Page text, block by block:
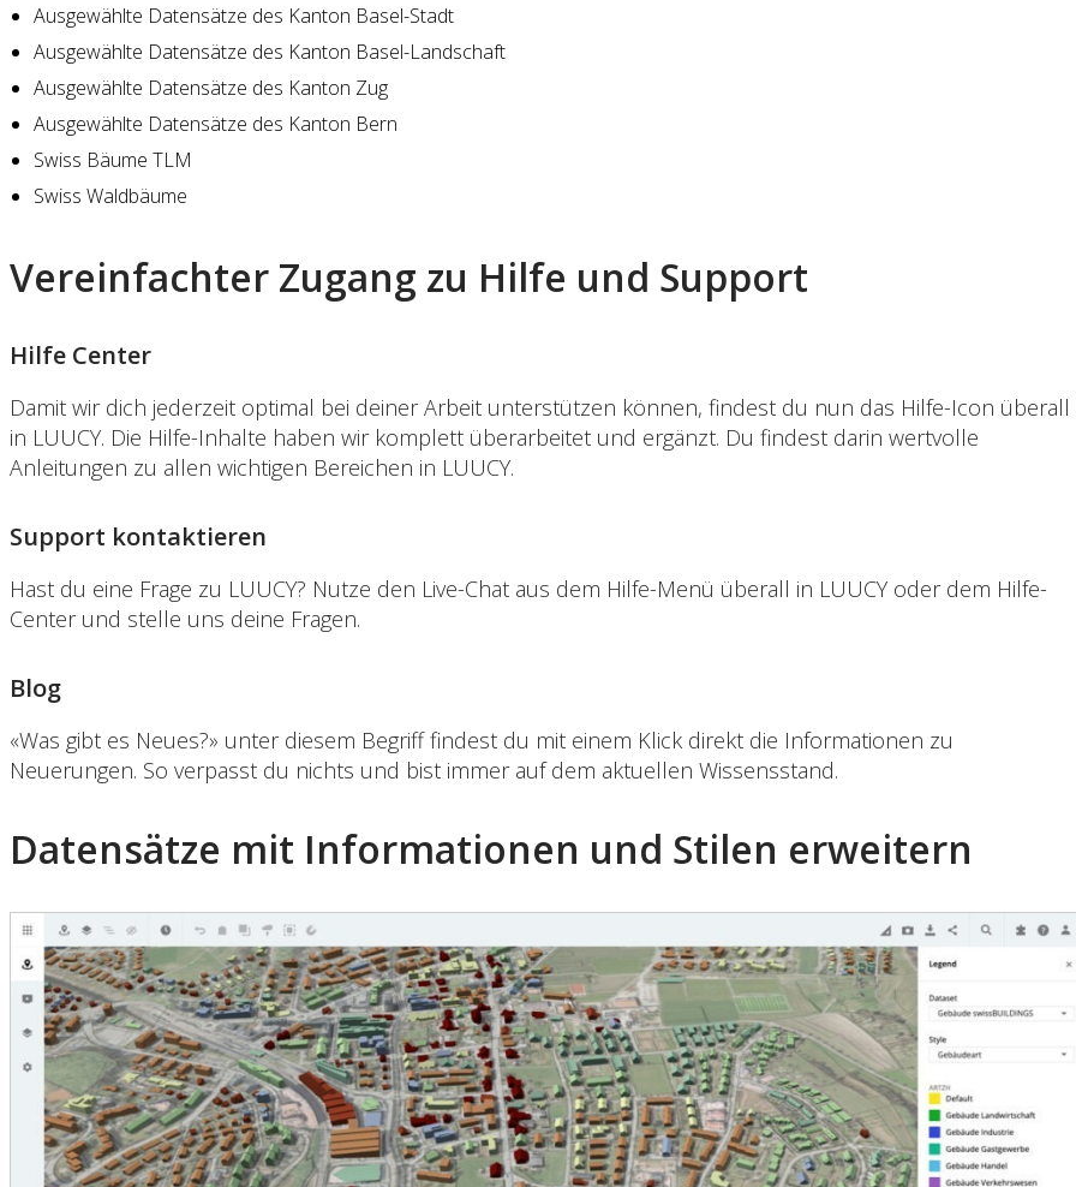
Ausgewählte Datensätze des Kanton Basel-Stadt
Ausgewählte Datensätze des Kanton Basel-Landschaft
Ausgewählte Datensätze des Kanton Zug
Ausgewählte Datensätze des Kanton Bern
Swiss Bäume TLM
Swiss Waldbäume
Vereinfachter Zugang zu Hilfe und Support
Hilfe Center
Damit wir dich jederzeit optimal bei deiner Arbeit unterstützen können, findest du nun das Hilfe-Icon überall
in LUUCY. Die Hilfe-Inhalte haben wir komplett überarbeitet und ergänzt. Du findest darin wertvolle
Anleitungen zu allen wichtigen Bereichen in LUUCY.
Support kontaktieren
Hast du eine Frage zu LUUCY? Nutze den Live-Chat aus dem Hilfe-Menü überall in LUUCY oder dem Hilfe-
Center und stelle uns deine Fragen.
Blog
«Was gibt es Neues?» unter diesem Begriff findest du mit einem Klick direkt die Informationen zu
Neuerungen. So verpasst du nichts und bist immer auf dem aktuellen Wissensstand.
Datensätze mit Informationen und Stilen erweitern